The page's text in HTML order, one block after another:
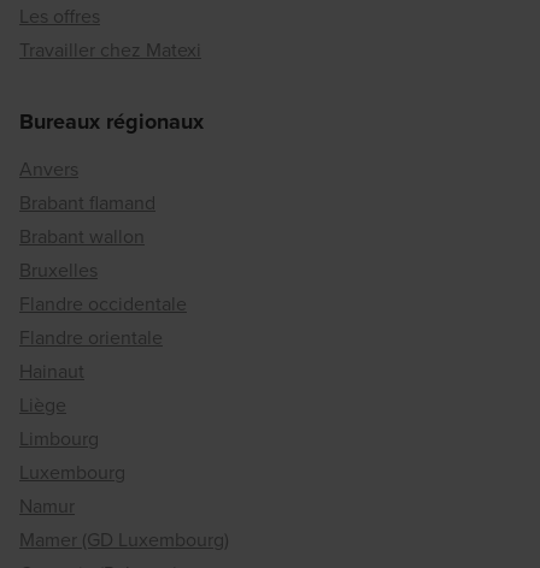
Les offres
Travailler chez Matexi
Bureaux régionaux
Anvers
Brabant flamand
Brabant wallon
Bruxelles
Flandre occidentale
Flandre orientale
Hainaut
Liège
Limbourg
Luxembourg
Namur
Mamer (GD Luxembourg)